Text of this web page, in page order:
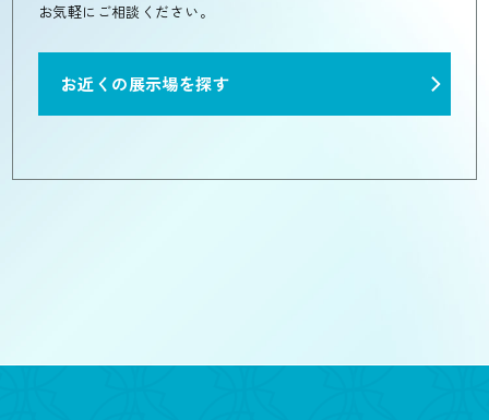
お気軽にご相談ください。
お近くの展示場を探す